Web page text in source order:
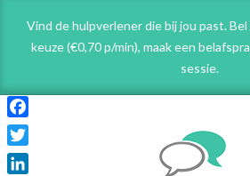
content
Vind de hulpverlener die bij jou past.
keuze (€0,70 p/min), maak een
sessie.
Facebook
Twitter